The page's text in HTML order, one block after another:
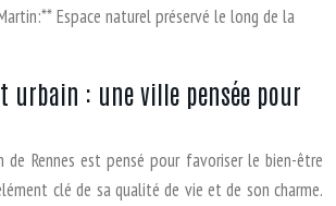
Espace naturel préservé le long de la
urbain : une ville pensée pour
de Rennes est pensé pour favoriser le bien-être
clé de sa qualité de vie et de son charme.